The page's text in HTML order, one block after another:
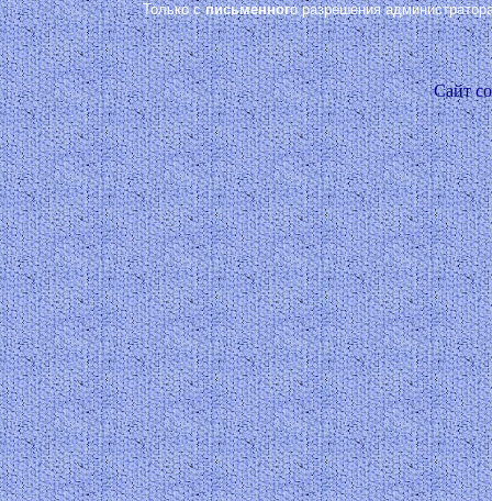
Только списьменного разрешения
Сайт